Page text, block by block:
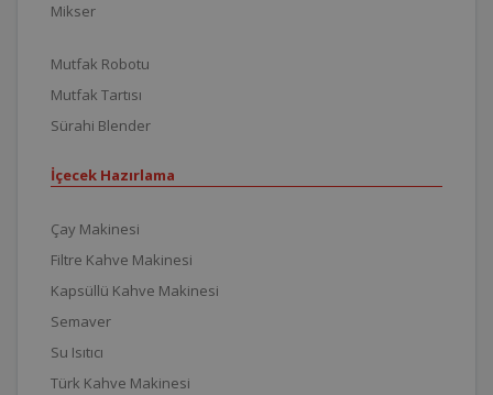
Mikser
Mutfak Robotu
Mutfak Tartısı
Sürahi Blender
İçecek Hazırlama
Çay Makinesi
Filtre Kahve Makinesi
Kapsüllü Kahve Makinesi
Semaver
Su Isıtıcı
Türk Kahve Makinesi